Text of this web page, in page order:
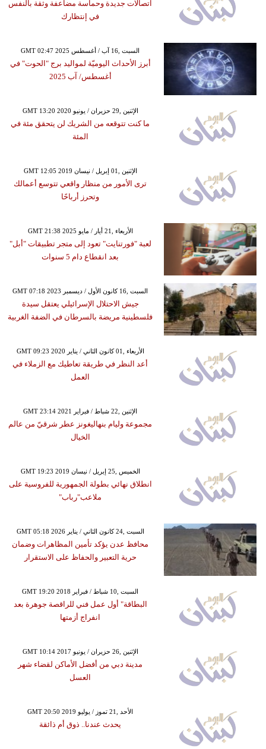
اتصالات جديدة وحماسة مضاعفة وثقة بالنفس
في إنتظارك
GMT 02:47 2025 السبت ,16 آب / أغسطس
أبرز الأحداث اليوميّة لمواليد برج "الحوت" في
أغسطس/ آب 2025
GMT 13:20 2020 الإثنين ,29 حزيران / يونيو
ما كنت تتوقعه من الشريك لن يتحقق مئة في
المئة
GMT 12:05 2019 الإثنين ,01 إبريل / نيسان
ترى الأمور من منظار واقعي تتوسع أعمالك
وتحرز أرباحًا
GMT 21:38 2025 الأربعاء ,21 أيار / مايو
لعبة "فورتنايت" تعود إلى متجر تطبيقات "أبل"
بعد انقطاع دام 5 سنوات
GMT 07:18 2023 السبت ,16 كانون الأول / ديسمبر
جيش الاحتلال الإسرائيلي يعتقل سيدة
فلسطينية مريضة بالسرطان في الضفة الغربية
GMT 09:23 2020 الأربعاء ,01 كانون الثاني / يناير
أعد النظر في طريقة تعاطيك مع الزملاء في
العمل
GMT 23:14 2021 الإثنين ,22 شباط / فبراير
مجموعة وليام بنهاليغونز عطر شرقيّ من عالم
الخيال
GMT 19:23 2019 الخميس ,25 إبريل / نيسان
انطلاق نهائي بطولة الجمهورية للفروسية على
ملاعب"رباب"
GMT 05:18 2026 السبت ,24 كانون الثاني / يناير
محافظ عدن يؤكد تأمين المظاهرات وضمان
حرية التعبير والحفاظ على الاستقرار
GMT 19:20 2018 السبت ,10 شباط / فبراير
البطاقة" أول عمل فني للراقصة جوهرة بعد
انفراج أزمتها
GMT 10:14 2017 الإثنين ,26 حزيران / يونيو
مدينة دبي من أفضل الأماكن لقضاء شهر
العسل
GMT 20:50 2019 الأحد ,21 تموز / يوليو
يحدث عندنا.. ذوق أم ذائقة